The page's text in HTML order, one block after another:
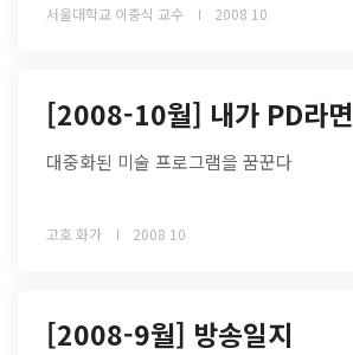
서울대학교 이중식 교수 2008 10
[2008-10월] 내가 PD라면
대중화된 미술 프로그램을 꿈꾼다
고호 화가 2008 10
[2008-9월] 방송일지